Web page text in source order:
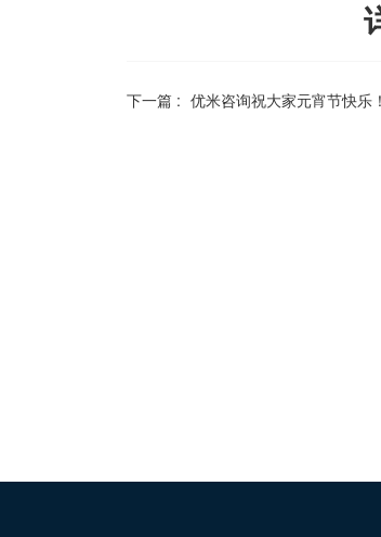
下一篇 : 优米咨询祝大家元宵节快乐！